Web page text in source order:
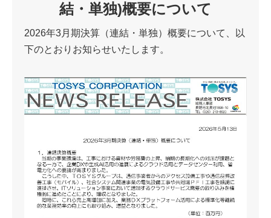
結・単独)概要について
2026年3月期決算（連結・単独）概要について、以
下のとおりお知らせいたします。